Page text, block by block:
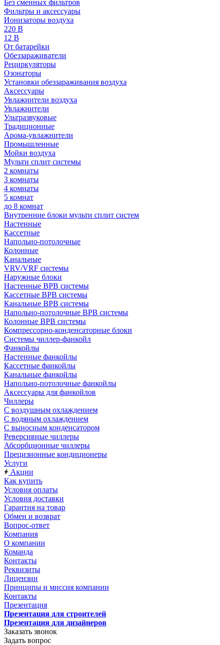
Без сменных фильтров
Фильтры и аксессуары
Ионизаторы воздуха
220 В
12 В
От батарейки
Обеззараживатели
Рециркуляторы
Озонаторы
Установки обеззараживания воздуха
Аксессуары
Увлажнители воздуха
Увлажнители
Ультразвуковые
Традиционные
Арома-увлажнители
Промышленные
Мойки воздуха
Мульти сплит системы
2 комнаты
3 комнаты
4 комнаты
5 комнат
до 8 комнат
Внутренние блоки мульти сплит систем
Настенные
Кассетные
Напольно-потолочные
Колонные
Канальные
VRV/VRF системы
Наружные блоки
Настенные ВРВ системы
Кассетные ВРВ системы
Канальные ВРВ системы
Напольно-потолочные ВРВ системы
Колонные ВРВ системы
Компрессорно-конденсаторные блоки
Системы чиллер-фанкойл
Фанкойлы
Настенные фанкойлы
Кассетные фанкойлы
Канальные фанкойлы
Напольно-потолочные фанкойлы
Аксессуары для фанкойлов
Чиллеры
С воздушным охлаждением
С водяным охлаждением
С выносным конденсатором
Реверсивные чиллеры
Абсорбционные чиллеры
Прецизионные кондиционеры
Услуги
Акции
Как купить
Условия оплаты
Условия доставки
Гарантия на товар
Обмен и возврат
Вопрос-ответ
Компания
О компании
Команда
Контакты
Реквизиты
Лицензии
Принципы и миссия компании
Контакты
Презентация
Презентация для строителей
Презентация для дизайнеров
Заказать звонок
Задать вопрос